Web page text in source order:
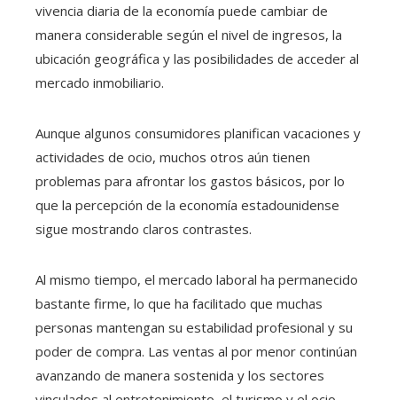
vivencia diaria de la economía puede cambiar de
manera considerable según el nivel de ingresos, la
ubicación geográfica y las posibilidades de acceder al
mercado inmobiliario.
Aunque algunos consumidores planifican vacaciones y
actividades de ocio, muchos otros aún tienen
problemas para afrontar los gastos básicos, por lo
que la percepción de la economía estadounidense
sigue mostrando claros contrastes.
Al mismo tiempo, el mercado laboral ha permanecido
bastante firme, lo que ha facilitado que muchas
personas mantengan su estabilidad profesional y su
poder de compra. Las ventas al por menor continúan
avanzando de manera sostenida y los sectores